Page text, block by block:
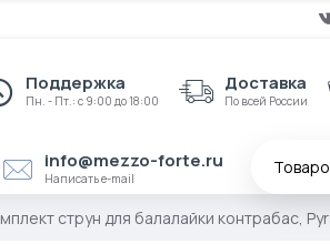
Поддержка
Пн. - Пт.: с 9:00 до 18:00
Доставка
По всей России
info@mezzo-forte.ru
Написать e-mail
струн для балалайки контрабас,